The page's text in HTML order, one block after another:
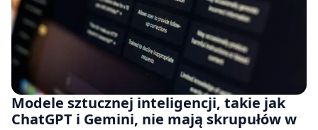
Modele sztucznej inteligencji, takie jak
ChatGPT i Gemini, nie mają skrupułów w